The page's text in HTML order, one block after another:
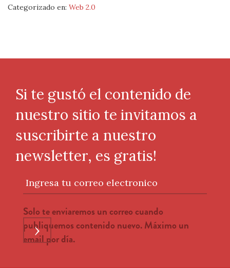
Categorizado en: Web 2.0
Si te gustó el contenido de
nuestro sitio te invitamos a
suscribirte a nuestro
newsletter, es gratis!
Ingresa tu correo electronico
Solo te enviaremos un correo cuando
publiquemos contenido nuevo. Máximo un
email por día.
›